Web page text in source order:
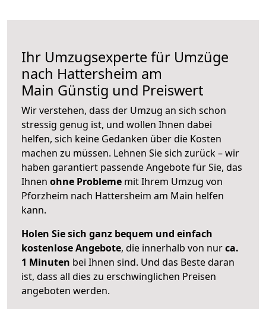
Ihr Umzugsexperte für Umzüge
nach Hattersheim am
Main Günstig und Preiswert
Wir verstehen, dass der Umzug an sich schon
stressig genug ist, und wollen Ihnen dabei
helfen, sich keine Gedanken über die Kosten
machen zu müssen. Lehnen Sie sich zurück – wir
haben garantiert passende Angebote für Sie, das
Ihnen ohne Probleme mit Ihrem Umzug von
Pforzheim nach Hattersheim am Main helfen
kann.
Holen Sie sich ganz bequem und einfach
kostenlose Angebote, die innerhalb von nurca.
1 Minuten bei Ihnen sind. Und das Beste daran
ist, dass all dies zu erschwinglichen Preisen
angeboten werden.